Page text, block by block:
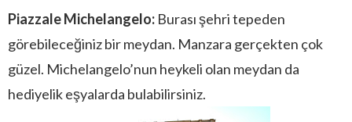
Piazzale Michelangelo: Burası şehri tepeden
görebileceğiniz bir meydan. Manzara gerçekten çok
güzel. Michelangelo’nun heykeli olan meydan da
hediyelik eşyalarda bulabilirsiniz.